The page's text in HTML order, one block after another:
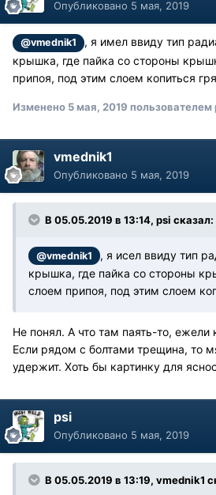
Опубликовано 5 мая, 2019
@vmednik1
, я имел ввиду тип
крышка, где пайка со стороны
припоя, под этим слоем копиться
Изменено 5 мая, 2019 пользователем
vmednik1
Опубликовано 5 мая, 2019
В 05.05.2019 в 13:14, psi сказал:
@vmednik1
, я исел ввиду тип
крышка, где пайка со стороны
слоем припоя, под этим слоем
Не понял. А что там паять-то, ежели
Если рядом с болтами трещина, то
удержит. Хоть бы картинку для
psi
Опубликовано 5 мая, 2019
В 05.05.2019 в 13:19, vmednik1